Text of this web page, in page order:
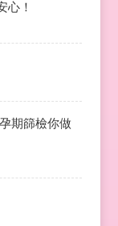
心！
期篩檢你做